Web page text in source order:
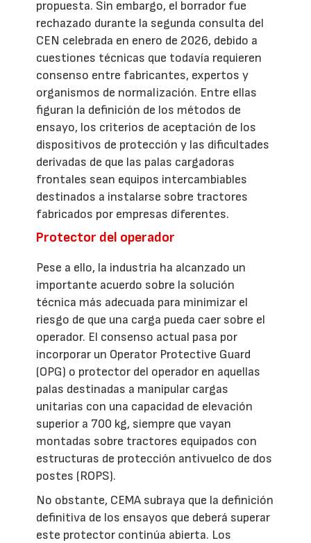
propuesta. Sin embargo, el borrador fue
rechazado durante la segunda consulta del
CEN celebrada en enero de 2026, debido a
cuestiones técnicas que todavía requieren
consenso entre fabricantes, expertos y
organismos de normalización. Entre ellas
figuran la definición de los métodos de
ensayo, los criterios de aceptación de los
dispositivos de protección y las dificultades
derivadas de que las palas cargadoras
frontales sean equipos intercambiables
destinados a instalarse sobre tractores
fabricados por empresas diferentes.
Protector del operador
Pese a ello, la industria ha alcanzado un
importante acuerdo sobre la solución
técnica más adecuada para minimizar el
riesgo de que una carga pueda caer sobre el
operador. El consenso actual pasa por
incorporar un Operator Protective Guard
(OPG) o protector del operador en aquellas
palas destinadas a manipular cargas
unitarias con una capacidad de elevación
superior a 700 kg, siempre que vayan
montadas sobre tractores equipados con
estructuras de protección antivuelco de dos
postes (ROPS).
No obstante, CEMA subraya que la definición
definitiva de los ensayos que deberá superar
este protector continúa abierta. Los